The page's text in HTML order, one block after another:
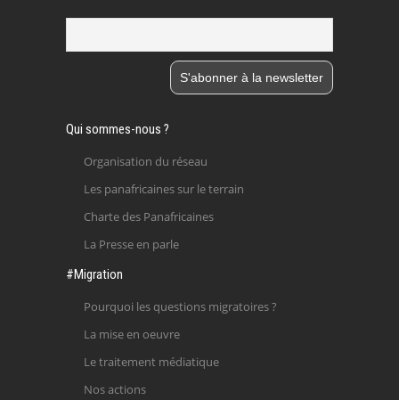
Qui sommes-nous ?
Organisation du réseau
Les panafricaines sur le terrain
Charte des Panafricaines
La Presse en parle
#Migration
Pourquoi les questions migratoires ?
La mise en oeuvre
Le traitement médiatique
Nos actions